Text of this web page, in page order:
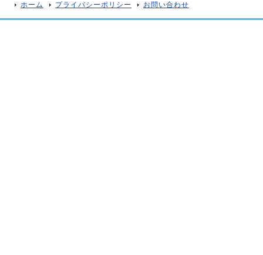
ホーム プライバシーポリシー お問い合わせ